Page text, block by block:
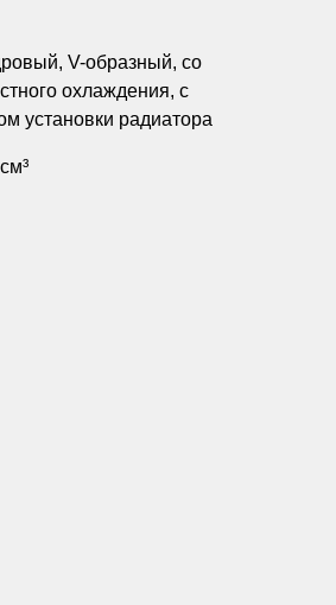
V-образный, со
охлаждения, с
установки радиатора